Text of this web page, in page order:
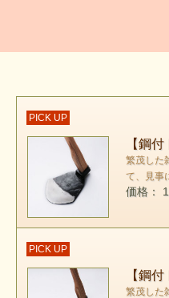
PICK UP
【鋼
繁茂した
て、見事
価格：
PICK UP
【鋼
繁茂した